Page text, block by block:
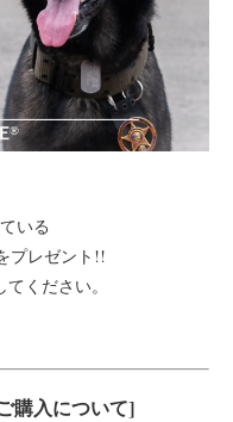
いる
プレゼント!!
ください。
購入について]